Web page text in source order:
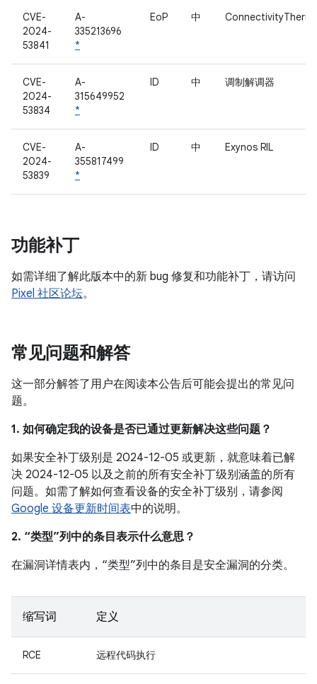
CVE-
2024-
53841
A-
335213696
*
EoP 中
CVE-
2024-
53834
A-
315649952
*
ID 中 调制解调器
CVE-
2024-
53839
A-
355817499
*
ID 中 Exynos RIL
功能补丁
如需详细了解此版本中的新 bug 修复和功能补丁，请访问
Pixel 社区论坛。
常见问题和解答
这一部分解答了用户在阅读本公告后可能会提出的常见问
题。
1. 如何确定我的设备是否已通过更新解决这些问题？
如果安全补丁级别是 2024-12-05 或更新，就意味着已解
决 2024-12-05 以及之前的所有安全补丁级别涵盖的所有
问题。如需了解如何查看设备的安全补丁级别，请参阅
Google 设备更新时间表中的说明。
2. “类型”列中的条目表示什么意思？
在漏洞详情表内，“类型”列中的条目是安全漏洞的分类。
缩写词 定义
RCE 远程代码执行